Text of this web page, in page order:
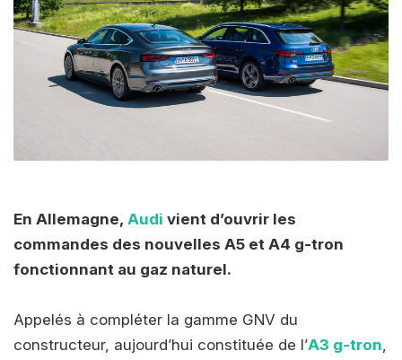
En Allemagne, Audi vient d’ouvrir les
commandes des nouvelles A5 et A4 g-tron
fonctionnant au gaz naturel.
Appelés à compléter la gamme GNV du
constructeur, aujourd’hui constituée de l’A3 g-tron,